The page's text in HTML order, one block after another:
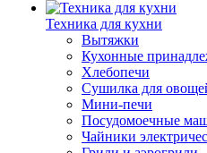
Техника для кухни
Вытяжки
Кухонные
Хлебопечи
Сушилка для
Мини-печи
Посудомоечные
Чайники